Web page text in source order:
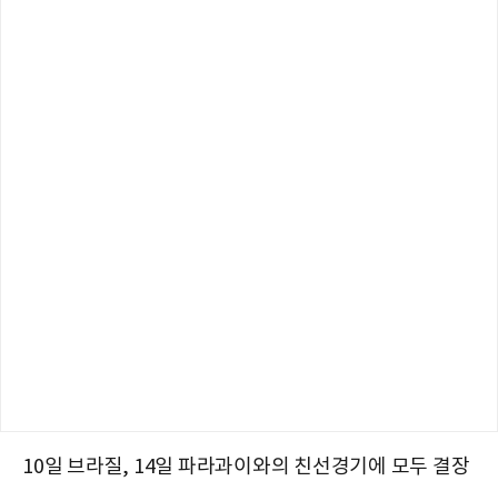
10일 브라질, 14일 파라과이와의 친선경기에 모두 결장